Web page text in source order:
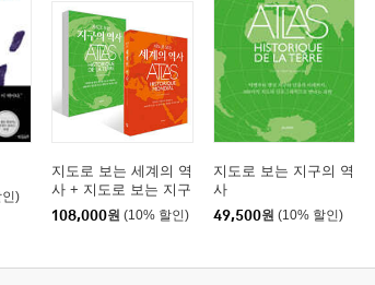
)
지도로 보는 세계의 역
사 + 지도로 보는 지구
의 역사 세트
108,000원 (10% 할인)
지도로 보는 지구의 역
사
49,500원 (10% 할인)